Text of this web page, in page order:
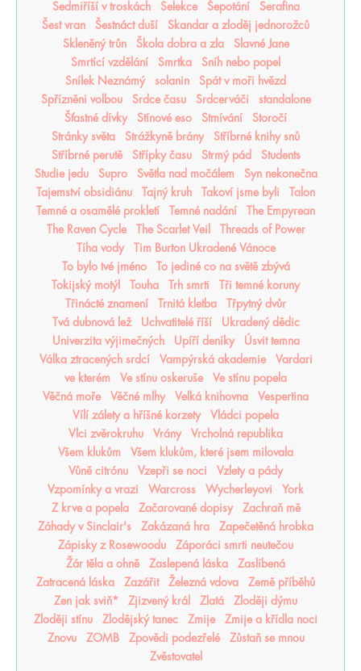
Sedmiříší v troskách
Selekce Šepotání
Serafina
Šest vran
Šestnáct duší
Skandar a zloděj jednorožců
Skleněný trůn
Škola dobra a zla
Slavné Jane
Smrtící vzdělání
Smrtka
Sníh nebo popel
Snílek Neznámý
solanin
Spát v moři hvězd
Spřízněni volbou
Srdce času Srdcerváči
standalone
Šťastné dívky
Stínové eso Stmívání
Storočí
Stránky světa
Strážkyně brány
Stříbrné knihy snů
Stříbrné perutě
Střípky času Strmý pád
Students
Studie jedu
Supro Světla nad močálem
Syn nekonečna
Tajemství obsidiánu
Tajný kruh Takoví jsme byli
Talon
Temné a osamělé prokletí
Temné nadání
The Empyrean
The Raven Cycle
The Scarlet Veil
Threads of Power
Tíha vody
Tim Burton Ukradené Vánoce
To bylo tvé jméno
To jediné co na světě zbývá
Tokijský motýl
Touha Trh smrti
Tři temné koruny
Třinácté znamení
Trnitá kletba
Třpytný dvůr
Tvá dubnová lež
Uchvatitelé říší
Ukradený dědic
Univerzita výjimečných
Upíří deníky
Úsvit temna
Válka ztracených srdcí
Vampýrská akademie
Vardari
ve kterém
Ve stínu oskeruše
Ve stínu popela
Věčná moře
Věčné mlhy Velká knihovna
Vespertina
Vílí zálety a hříšné korzety
Vládci popela
Vlci zvěrokruhu
Vrány
Vrcholná republika
Všem klukům
Všem klukům, které jsem milovala
Vůně citrónu
Vzepři se noci
Vzlety a pády
Vzpomínky a vrazi
Warcross Wycherleyovi
York
Z krve a popela
Začarované dopisy
Zachraň mě
Záhady v Sinclair's
Zakázaná hra
Zapečetěná hrobka
Zápisky z Rosewoodu
Záporáci smrti neutečou
Žár těla a ohně
Zaslepená láska
Zaslíbená
Zatracená láska
Zazářit Železná vdova
Země příběhů
Zen jak sviň*
Zjizvený král Zlatá
Zloději dýmu
Zloději stínu
Zlodějský tanec Zmije
Zmije a křídla noci
Znovu
ZOMB Zpovědi podezřelé
Zůstaň se mnou
Zvěstovatel